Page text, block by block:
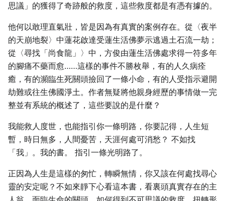
思議」的獲得了奇跡般的救度，這些救度都是有憑有據的。
他何以敢理直氣壯，皆是因為有真實的案例存在。從〈夜半
的天崩地裂〉中蓮花啟達受蓮生活佛夢示逃過土石流一劫；
從〈尋找「尚食龍」〉中，方俊由蓮生活佛處求得一符多年
的腳痛不藥而愈……這樣的事件不勝枚舉，有的人久病痊
癒，有的瀕臨生死關頭撿回了一條小命，有的人受指示避開
劫難或往生佛國淨土。作者無疑將他親身經歷的事情做一完
整並有系統的概述了，這些要說的是什麼？
我能救人度世，也能指引你一條明路，你要記得，人生短
暫，時日無多，人間憂苦，天涯何處可消愁？ 不如找
「我」。我的書。 指引一條光明路了。
正因為人生是這樣的匆忙，轉瞬無情，你又該在何處找尋心
靈的安定呢？不如來靜下心看這本書，看裏頭真實存在的主